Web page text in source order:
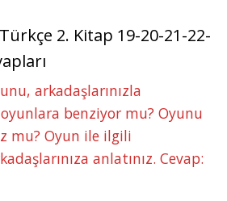
Türkçe 2. Kitap 19-20-21-22-
arkadaşlarınızla
oyunlara benziyor mu? Oyunu
mu? Oyun ile ilgili
anlatınız. Cevap: